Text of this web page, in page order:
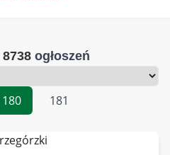
8738 ogłoszeń
180 181